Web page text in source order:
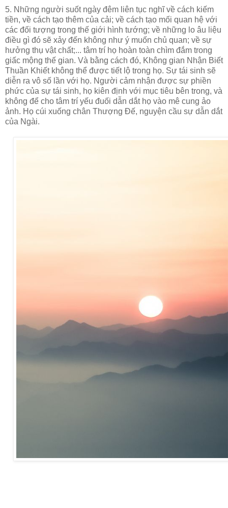
5. Những người suốt ngày đêm liên tục nghĩ về cách kiếm
tiền, về cách tạo thêm của cải; về cách tạo mối quan hệ với
các đối tượng trong thế giới hình tướng; về những lo âu liệu
điều gì đó sẽ xảy đến không như ý muốn chủ quan; về sự
hưởng thụ vật chất;... tâm trí họ hoàn toàn chìm đắm trong
giấc mộng thế gian. Và bằng cách đó, Không gian Nhận Biết
Thuần Khiết không thể được tiết lộ trong họ. Sự tái sinh sẽ
diễn ra vô số lần với họ. Người cảm nhận được sự phiền
phức của sự tái sinh, họ kiên định với mục tiêu bên trong, và
không để cho tâm trí yếu đuối dẫn dắt họ vào mê cung ảo
ảnh. Họ cúi xuống chân Thượng Đế, nguyện cầu sự dẫn dắt
của Ngài.